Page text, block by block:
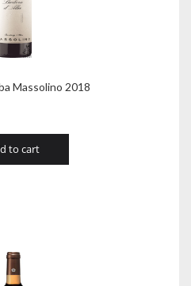
Massolino 2018
to cart